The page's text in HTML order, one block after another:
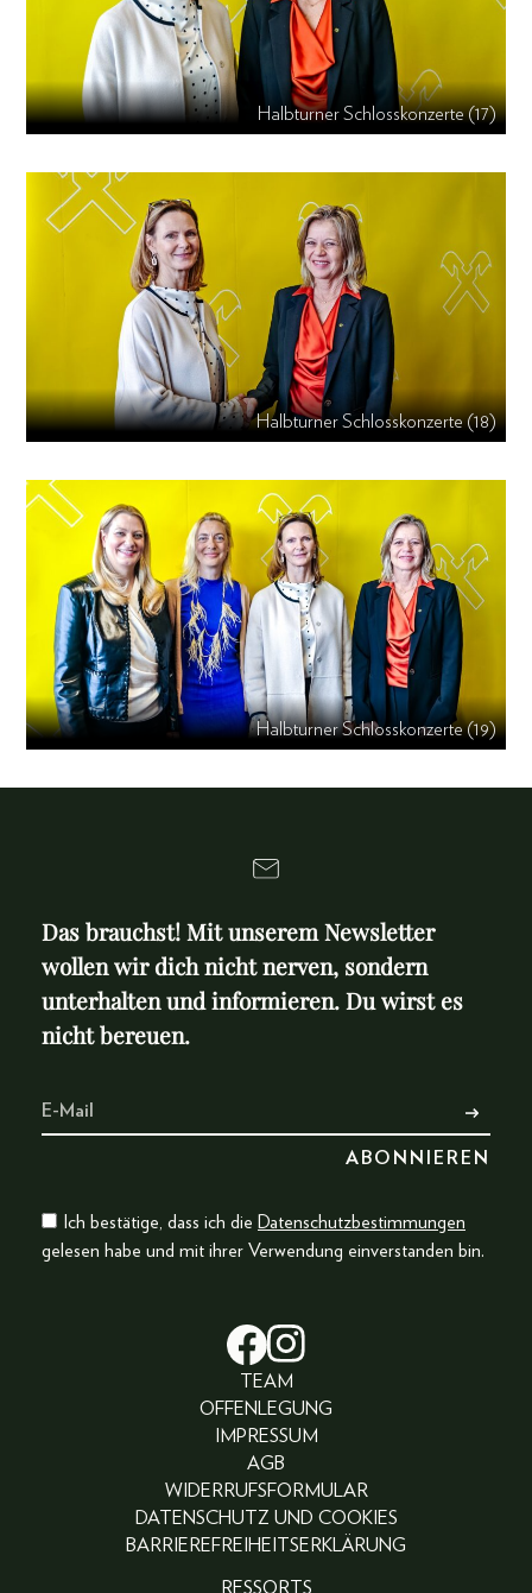
Halbturner Schlosskonzerte (17)
Halbturner Schlosskonzerte (18)
Halbturner Schlosskonzerte (19)
Das brauchst! Mit unserem Newsletter
wollen wir dich nicht nerven, sondern
unterhalten und informieren. Du wirst es
nicht bereuen.
Ich bestätige, dass ich die Datenschutzbestimmungen
gelesen habe und mit ihrer Verwendung einverstanden bin.
TEAM
OFFENLEGUNG
IMPRESSUM
AGB
WIDERRUFSFORMULAR
DATENSCHUTZ UND COOKIES
BARRIEREFREIHEITSERKLÄRUNG
RESSORTS